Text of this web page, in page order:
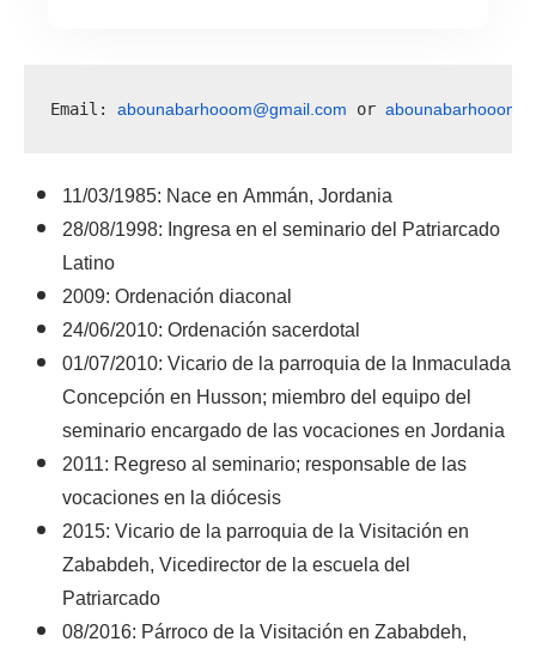
Email: abounabarhooom@gmail.com or
11/03/1985: Nace en Ammán, Jordania
28/08/1998: Ingresa en el seminario del Patriarcado
Latino
2009: Ordenación diaconal
24/06/2010: Ordenación sacerdotal
01/07/2010: Vicario de la parroquia de la Inmaculada
Concepción en Husson; miembro del equipo del
seminario encargado de las vocaciones en Jordania
2011: Regreso al seminario; responsable de las
vocaciones en la diócesis
2015: Vicario de la parroquia de la Visitación en
Zababdeh, Vicedirector de la escuela del
Patriarcado
08/2016: Párroco de la Visitación en Zababdeh,